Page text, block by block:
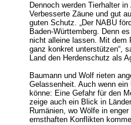
Dennoch werden Tierhalter
Verbesserte Zäune und gut
guten Schutz. „Der NABU
Baden-Württemberg. Denn
nicht alleine lassen. Mit dem
ganz konkret unterstützen“,
Land den Herdenschutz als
Baumann und Wolf rieten
Gelassenheit. Auch wenn
könne: Eine Gefahr für den
zeige auch ein Blick in
Rumänien, wo Wölfe in
ernsthaften Konflikten